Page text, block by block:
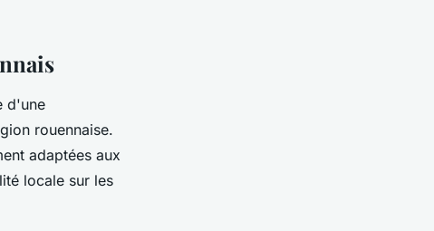
d'une
rouennaise.
adaptées aux
locale sur les